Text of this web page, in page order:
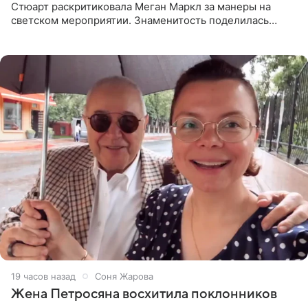
Стюарт раскритиковала Меган Маркл за манеры на
светском мероприятии. Знаменитость поделилась
19 часов назад Соня Жарова
Жена Петросяна восхитила поклонников